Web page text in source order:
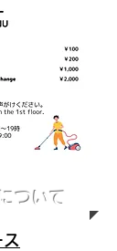
ついて
ス